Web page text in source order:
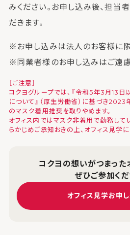
みください。お申し込み後、担当
だきます。
※お申し込みは法人のお客様に
※同業者様のお申し込みはご遠
［ご注意］
コクヨグループでは、『令和5年3月13
について』（厚生労働省）に基づき
のマスク着用推奨を取りやめます。
オフィス内ではマスク非着用で勤務して
らかじめご承知おきの上、オフィス見学に
コクヨの想いがつまった
ぜひご参加く
オフィス見学お申